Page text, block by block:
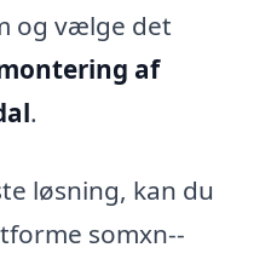
og vælge det
af
.
løsning, kan du
somxn--